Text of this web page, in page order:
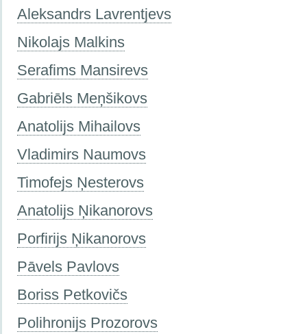
Aleksandrs Lavrentjevs
Nikolajs Malkins
Serafims Mansirevs
Gabriēls Meņšikovs
Anatolijs Mihailovs
Vladimirs Naumovs
Timofejs Ņesterovs
Anatolijs Ņikanorovs
Porfirijs Ņikanorovs
Pāvels Pavlovs
Boriss Petkovičs
Polihronijs Prozorovs